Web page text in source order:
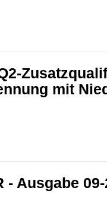
mit
- Ausgabe 09-